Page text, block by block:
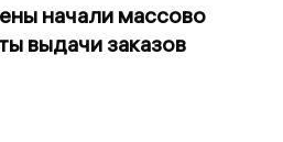
начали массово
выдачи заказов